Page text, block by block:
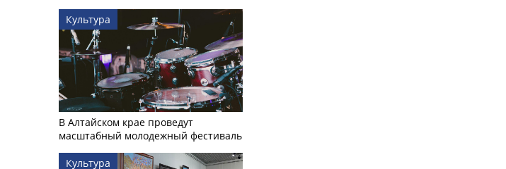
Культура
В Алтайском крае проведут
масштабный молодежный фестиваль
Культура